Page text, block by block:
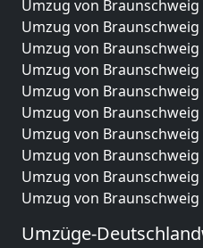
Umzug von
Umzug von Braunschweig
Umzug von
Umzug von
Umzug von
Umzug von
Umzug von
Umzug von
Umzug von
Umzug von
Umzüge-